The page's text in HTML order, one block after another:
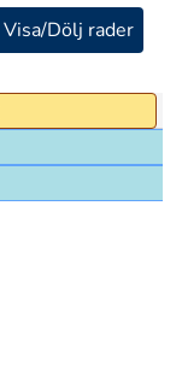
Visa/Dölj rader